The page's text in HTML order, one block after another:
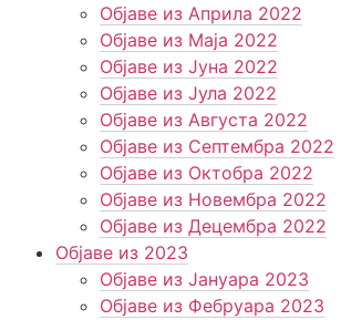
Објаве из Априла 2022
Објаве из Маја 2022
Објаве из Јуна 2022
Објаве из Јула 2022
Објаве из Августа 2022
Објаве из Септембра 2022
Објаве из Октобра 2022
Објаве из Новембра 2022
Објаве из Децембра 2022
Објаве из 2023
Објаве из Јануара 2023
Објаве из Фебруара 2023